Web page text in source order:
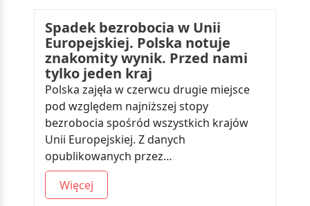
Spadek bezrobocia w Unii
Europejskiej. Polska notuje
znakomity wynik. Przed nami
tylko jeden kraj
Polska zajęła w czerwcu drugie miejsce
pod względem najniższej stopy
bezrobocia spośród wszystkich krajów
Unii Europejskiej. Z danych
opublikowanych przez…
Więcej